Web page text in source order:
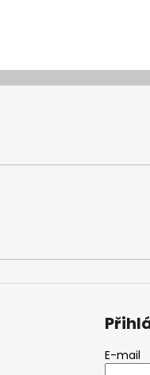
E-mail